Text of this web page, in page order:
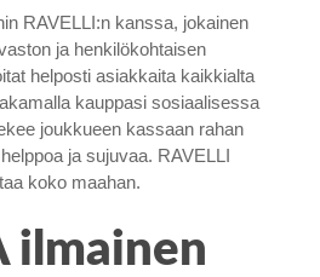
RAVELLI:n kanssa, jokainen
ja henkilökohtaisen
helposti asiakkaita kaikkialta
kauppasi sosiaalisessa
joukkueen kassaan rahan
ja sujuvaa. RAVELLI
koko maahan.
ilmainen